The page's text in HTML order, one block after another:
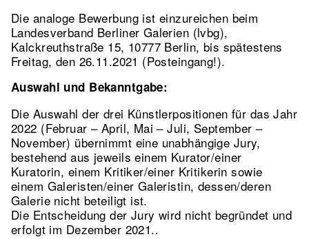
Die analoge Bewerbung ist einzureichen beim
Landesverband Berliner Galerien (lvbg),
Kalckreuthstraße 15, 10777 Berlin, bis spätestens
Freitag, den 26.11.2021 (Posteingang!).
Auswahl und Bekanntgabe:
Die Auswahl der drei Künstlerpositionen für das Jahr
2022 (Februar – April, Mai – Juli, September –
November) übernimmt eine unabhängige Jury,
bestehend aus jeweils einem Kurator/einer
Kuratorin, einem Kritiker/einer Kritikerin sowie
einem Galeristen/einer Galeristin, dessen/deren
Galerie nicht beteiligt ist.
Die Entscheidung der Jury wird nicht begründet und
erfolgt im Dezember 2021..